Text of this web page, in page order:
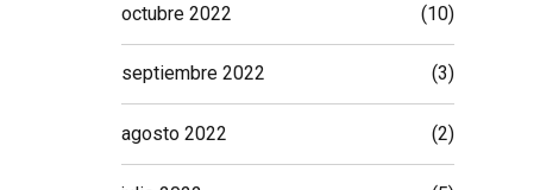
octubre 2022 (10)
septiembre 2022 (3)
agosto 2022 (2)